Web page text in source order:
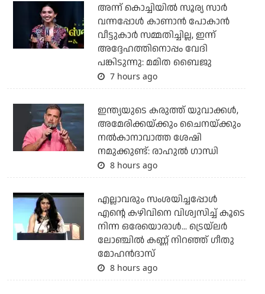
അന്ന് കൊച്ചിയില്‍ സൂര്യ സാര്‍
വന്നപ്പോള്‍ കാണാന്‍ പോകാന്‍
വീട്ടുകാര്‍ സമ്മതിച്ചില്ല, ഇന്ന്
അദ്ദേഹത്തിനൊപ്പം വേദി
പങ്കിടുന്നു: മമിത ബൈജു
7 hours ago
ഇന്ത്യയുടെ കരുത്ത് യുവാക്കള്‍,
അമേരിക്കയ്ക്കും ചൈനയ്ക്കും
നല്‍കാനാവാത്ത ശേഷി
നമുക്കുണ്ട്: രാഹുല്‍ ഗാന്ധി
8 hours ago
എല്ലാവരും സംശയിച്ചപ്പോള്‍
എന്റെ കഴിവിനെ വിശ്വസിച്ച് കൂടെ
നിന്ന ഒരേയൊരാള്‍... ട്രെയ്‌ലര്‍
ലോഞ്ചില്‍ കണ്ണ് നിറഞ്ഞ് ഗീതു
മോഹന്‍ദാസ്
8 hours ago